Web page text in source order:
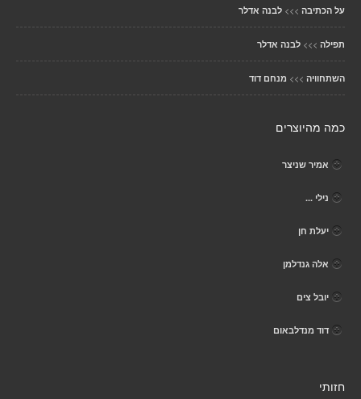
על הכתיבה >>> לבנה אדלר
תפילה >>> לבנה אדלר
השתחוויה >>> מנחם דוד
כמה מהיוצרים
אמיר שניצר
נילי ...
יעלת חן
אלה גנדלמן
יובל צים
דוד מנדלבאום
חזותי